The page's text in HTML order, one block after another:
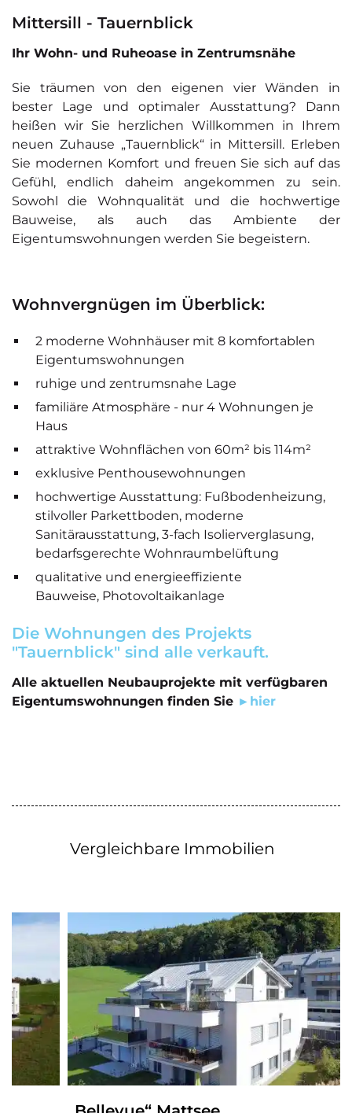
Mittersill - Tauernblick
Ihr Wohn- und Ruheoase in Zentrumsnähe
Sie träumen von den eigenen vier Wänden in
bester Lage und optimaler Ausstattung? Dann
heißen wir Sie herzlichen Willkommen in Ihrem
neuen Zuhause „Tauernblick“ in Mittersill. Erleben
Sie modernen Komfort und freuen Sie sich auf das
Gefühl, endlich daheim angekommen zu sein.
Sowohl die Wohnqualität und die hochwertige
Bauweise, als auch das Ambiente der
Eigentumswohnungen werden Sie begeistern.
Wohnvergnügen im Überblick:
2 moderne Wohnhäuser mit 8 komfortablen
Eigentumswohnungen
ruhige und zentrumsnahe Lage
familiäre Atmosphäre - nur 4 Wohnungen je
Haus
attraktive Wohnflächen von 60m² bis 114m²
exklusive Penthousewohnungen
hochwertige Ausstattung: Fußbodenheizung,
stilvoller Parkettboden, moderne
Sanitärausstattung, 3-fach Isolierverglasung,
bedarfsgerechte Wohnraumbelüftung
qualitative und energieeffiziente
Bauweise, Photovoltaikanlage
Die Wohnungen des Projekts
"Tauernblick" sind alle verkauft.
Alle aktuellen Neubauprojekte mit verfügbaren
Eigentumswohnungen finden Sie ►hier
Vergleichbare Immobilien